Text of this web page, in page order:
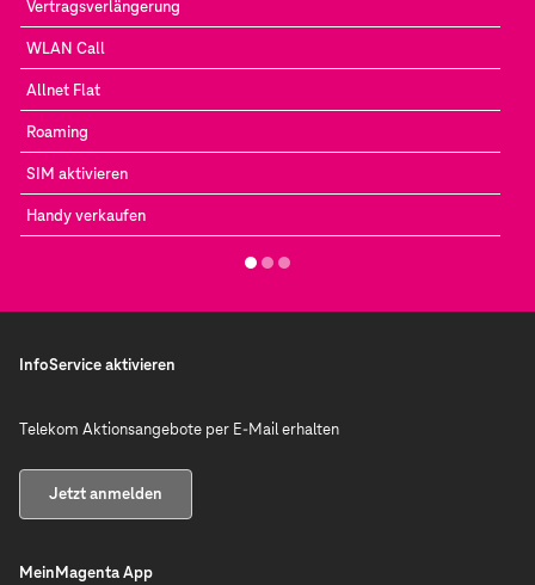
Vertragsverlängerung
WLAN Call
Allnet Flat
Roaming
SIM aktivieren
Handy verkaufen
InfoService aktivieren
Telekom Aktionsangebote per E-Mail erhalten
Jetzt anmelden
MeinMagenta App